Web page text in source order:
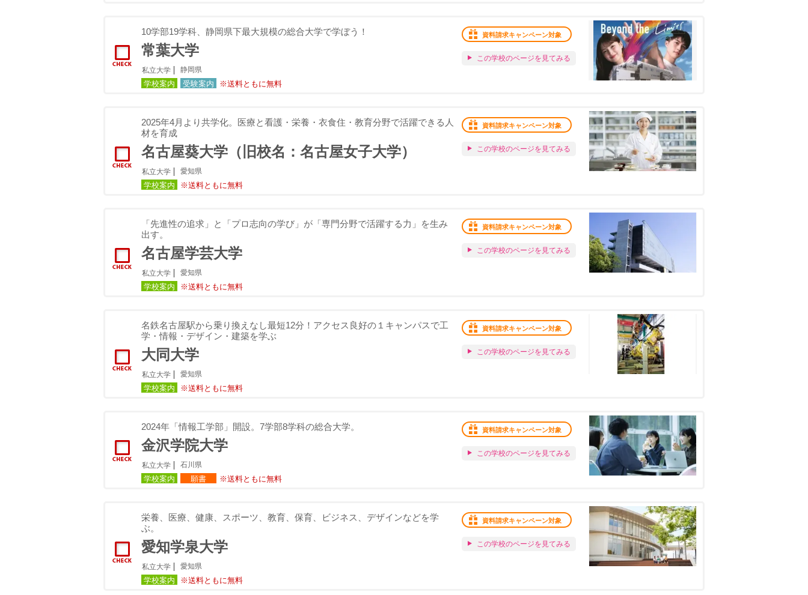
10学部19学科、静岡県下最大規模の総合大学で学ぼう！
常葉大学
私立大学 静岡県
学校案内 受験案内 ※送料ともに無料
資料請求キャンペーン対象
この学校のページを見てみる
2025年4月より共学化。医療と看護・栄養・衣食住・教育分野で活躍できる人
材を育成
名古屋葵大学（旧校名：名古屋女子大学）
私立大学 愛知県
学校案内 ※送料ともに無料
資料請求キャンペーン対象
この学校のページを見てみる
「先進性の追求」と「プロ志向の学び」が「専門分野で活躍する力」を生み
出す。
名古屋学芸大学
私立大学 愛知県
学校案内 ※送料ともに無料
資料請求キャンペーン対象
この学校のページを見てみる
名鉄名古屋駅から乗り換えなし最短12分！アクセス良好の１キャンパスで工
学・情報・デザイン・建築を学ぶ
大同大学
私立大学 愛知県
学校案内 ※送料ともに無料
資料請求キャンペーン対象
この学校のページを見てみる
2024年「情報工学部」開設。7学部8学科の総合大学。
金沢学院大学
私立大学 石川県
学校案内 願書 ※送料ともに無料
資料請求キャンペーン対象
この学校のページを見てみる
栄養、医療、健康、スポーツ、教育、保育、ビジネス、デザインなどを学
ぶ。
愛知学泉大学
私立大学 愛知県
学校案内 ※送料ともに無料
資料請求キャンペーン対象
この学校のページを見てみる